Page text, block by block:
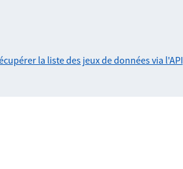
la liste des jeux de données via l'API